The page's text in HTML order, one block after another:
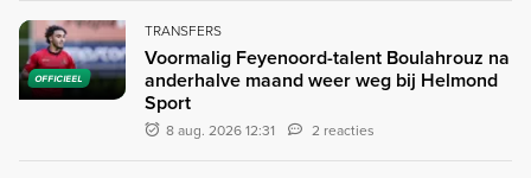
OFFICIEEL
TRANSFERS
Voormalig Feyenoord-talent Boulahrouz na
anderhalve maand weer weg bij Helmond
Sport
8 aug. 2026 12:31 2 reacties